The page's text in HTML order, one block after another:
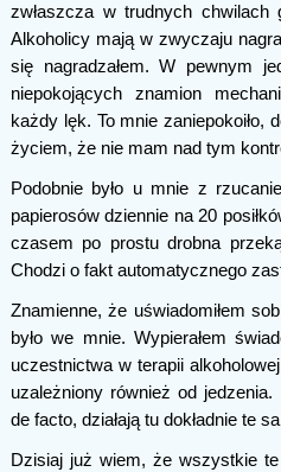
zwłaszcza w trudnych chwilach
Alkoholicy mają w zwyczaju
się nagradzałem. W pewnym
niepokojących znamion
każdy lęk. To mnie zaniepokoiło,
życiem, że nie mam nad tym
Podobnie było u mnie z
papierosów dziennie na 20
czasem po prostu drobna
Chodzi o fakt automatycznego
Znamienne, że uświadomiłem
było we mnie. Wypierałem
uczestnictwa w terapii
uzależniony również od jedzenia.
de facto, działają tu dokładnie te
Dzisiaj już wiem, że wszystkie